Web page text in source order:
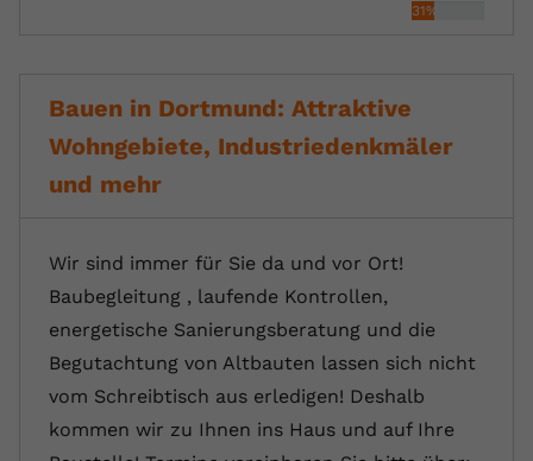
31%
Bauen in Dortmund: Attraktive
Wohngebiete, Industriedenkmäler
und mehr
Wir sind immer für Sie da und vor Ort!
Baubegleitung , laufende Kontrollen,
energetische Sanierungsberatung und die
Begutachtung von Altbauten lassen sich nicht
vom Schreibtisch aus erledigen! Deshalb
kommen wir zu Ihnen ins Haus und auf Ihre